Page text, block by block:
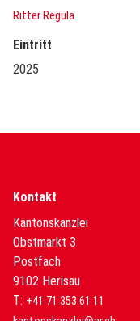
Ritter Regula
Eintritt
2025
Kontakt
Kantonskanzlei
Obstmarkt 3
Postfach
9102 Herisau
T: +41 71 353 61 11